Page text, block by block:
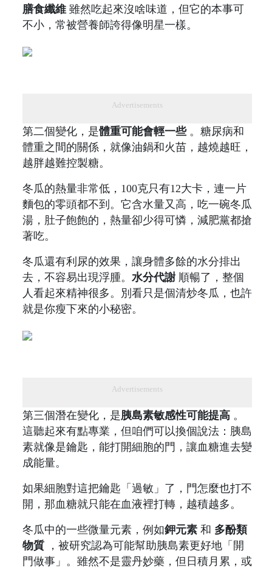
膳食纖維 雖然吃起來沒啥味道，但它的本事可
不小，常被營養師誇得像明星一樣。
Advertisements
第二個變化，是體重可能會輕一些。糖尿病和
體重之間的關係，就像油鍋和火苗，越燒越旺，
越胖越難控製糖。
冬瓜的熱量非常低，100克只有12大卡，連一片
麵包的零頭都不到。它含水量又高，吃一碗冬瓜
湯，肚子飽飽的，熱量卻少得可憐，減肥黨都搶
著吃。
冬瓜還有利尿的效果，讓身體多餘的水分排出
去，不容易出現浮腫。 水分代謝 順暢了，整個
人看起來精神很多。別看只是個清炒冬瓜，也許
就是你瘦下來的小秘密。
Advertisements
第三個潛在變化，是胰島素敏感性可能提高 。
這聽起來有點專業，但咱們可以換個說法：胰島
素就像是鑰匙，能打開細胞的門，讓血糖進去變
成能量。
如果細胞對這把鑰匙「過敏」了，門怎麼也打不
開，那血糖就只能在血液裡打轉，越積越多。
冬瓜中的一些微量元素，例如鉀元素 和 多酚類
物質 ，被研究認為可能幫助胰島素更好地「開
門做事」。雖然不是靈丹妙藥，但日積月累，或